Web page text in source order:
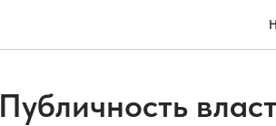
Публичность